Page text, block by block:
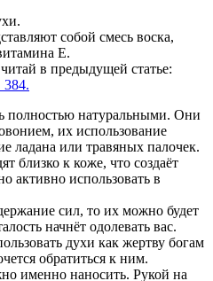
собой смесь воска,
Е.
в предыдущей статье:
полностью натуральными. Они
их использование
ладана или травяных палочек.
близко к коже, что создаёт
активно использовать в
сил, то их можно будет
начнёт одолевать вас.
духи как жертву богам
обратиться к ним.
именно наносить. Рукой на